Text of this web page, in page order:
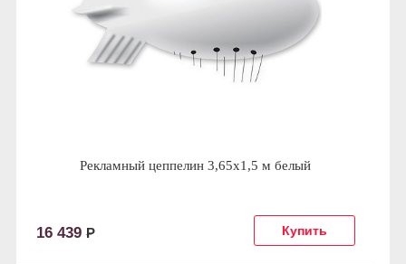
Рекламный цеппелин 3,65х1,5 м белый
16 439 Р